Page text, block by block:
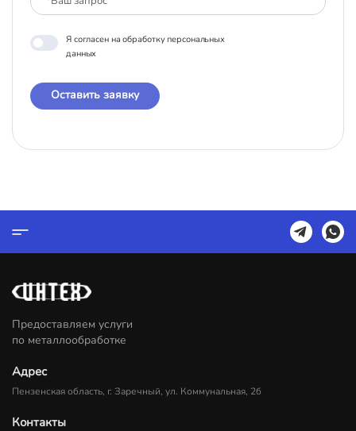
Я согласен на обработку персональных
данных
Оставить заявку
Предоставляем услуги
по металлообработке
Адрес
Пензенская область, г. Заречный, ул. Коммунальная, 2б
Контакты